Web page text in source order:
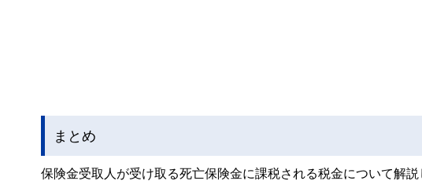
まとめ
保険金受取人が受け取る死亡保険金に課税される税金について解説